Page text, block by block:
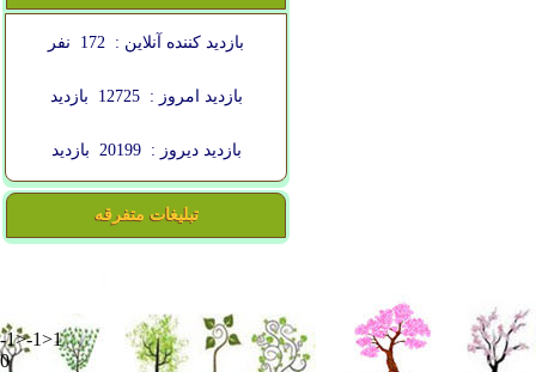
بازدید کننده آنلاین : 172 نفر
بازدید امروز : 12725 بازدید
بازدید دیروز : 20199 بازدید
تبلیغات متفرقه
-1>-1>1
0